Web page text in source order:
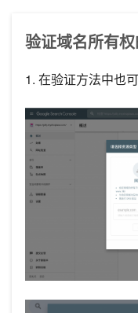
验证域名所有
1. 在验证方法中也